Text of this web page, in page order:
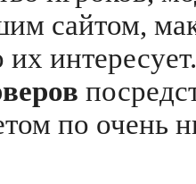
сайтом,
их
по очень